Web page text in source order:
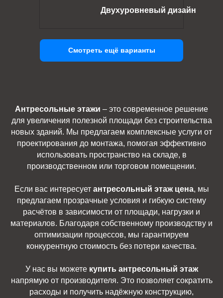
Двухуровневый дизайн
Смотреть ещё варианты
Антресольные этажи – это современное решение
для увеличения полезной площади без строительства
новых зданий. Мы предлагаем комплексные услуги от
проектирования до монтажа, помогая эффективно
использовать пространство на складе, в
производственном или торговом помещении.
Если вас интересует антресольный этаж цена, мы
предлагаем прозрачные условия и гибкую систему
расчётов в зависимости от площади, нагрузки и
материалов. Благодаря собственному производству и
оптимизации процессов, мы гарантируем
конкурентную стоимость без потери качества.
У нас вы можете купить антресольный этаж
напрямую от производителя. Это позволяет сократить
расходы и получить надёжную конструкцию,